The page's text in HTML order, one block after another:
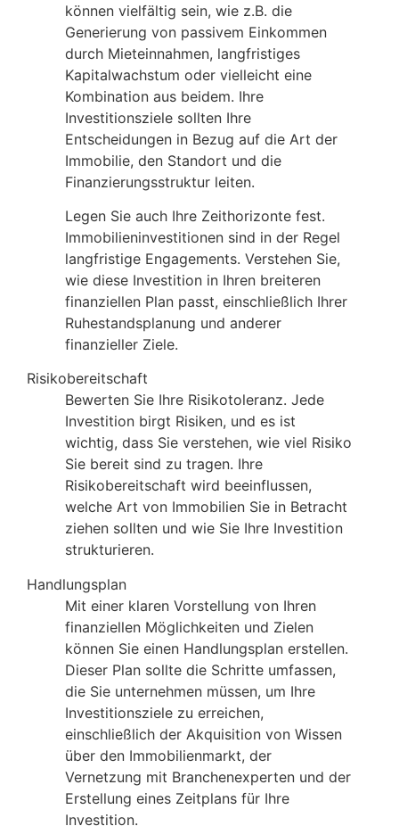
können vielfältig sein, wie z.B. die
Generierung von passivem Einkommen
durch Mieteinnahmen, langfristiges
Kapitalwachstum oder vielleicht eine
Kombination aus beidem. Ihre
Investitionsziele sollten Ihre
Entscheidungen in Bezug auf die Art der
Immobilie, den Standort und die
Finanzierungsstruktur leiten.
Legen Sie auch Ihre Zeithorizonte fest.
Immobilieninvestitionen sind in der Regel
langfristige Engagements. Verstehen Sie,
wie diese Investition in Ihren breiteren
finanziellen Plan passt, einschließlich Ihrer
Ruhestandsplanung und anderer
finanzieller Ziele.
Risikobereitschaft
Bewerten Sie Ihre Risikotoleranz. Jede
Investition birgt Risiken, und es ist
wichtig, dass Sie verstehen, wie viel Risiko
Sie bereit sind zu tragen. Ihre
Risikobereitschaft wird beeinflussen,
welche Art von Immobilien Sie in Betracht
ziehen sollten und wie Sie Ihre Investition
strukturieren.
Handlungsplan
Mit einer klaren Vorstellung von Ihren
finanziellen Möglichkeiten und Zielen
können Sie einen Handlungsplan erstellen.
Dieser Plan sollte die Schritte umfassen,
die Sie unternehmen müssen, um Ihre
Investitionsziele zu erreichen,
einschließlich der Akquisition von Wissen
über den Immobilienmarkt, der
Vernetzung mit Branchenexperten und der
Erstellung eines Zeitplans für Ihre
Investition.